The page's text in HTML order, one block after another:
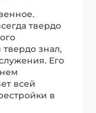
твердо
знал,
Его
всей
в